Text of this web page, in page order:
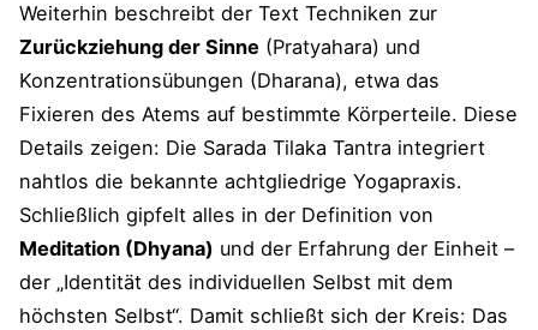
Weiterhin beschreibt der Text Techniken zur
Zurückziehung der Sinne (Pratyahara) und
Konzentrationsübungen (Dharana), etwa das
Fixieren des Atems auf bestimmte Körperteile. Diese
Details zeigen: Die Sarada Tilaka Tantra integriert
nahtlos die bekannte achtgliedrige Yogapraxis.
Schließlich gipfelt alles in der Definition von
Meditation (Dhyana) und der Erfahrung der Einheit –
der „Identität des individuellen Selbst mit dem
höchsten Selbst“. Damit schließt sich der Kreis: Das